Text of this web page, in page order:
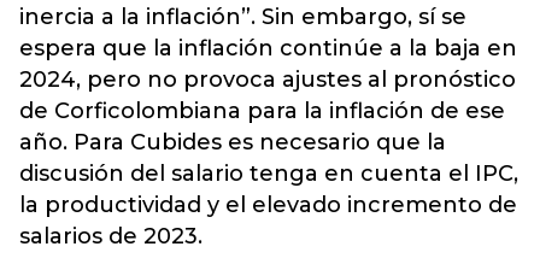
inercia a la inflación”. Sin embargo, sí se
espera que la inflación continúe a la baja en
2024, pero no provoca ajustes al pronóstico
de Corficolombiana para la inflación de ese
año. Para Cubides es necesario que la
discusión del salario tenga en cuenta el IPC,
la productividad y el elevado incremento de
salarios de 2023.